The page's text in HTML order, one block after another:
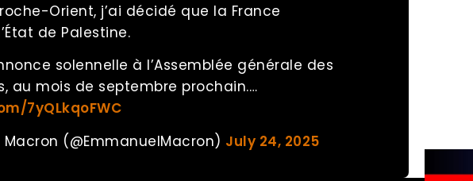
Orient, j’ai décidé que la France
de Palestine.
solennelle à l’Assemblée générale des
au mois de septembre prochain.…
7yQLkqoFWC
(@EmmanuelMacron) July 24, 2025